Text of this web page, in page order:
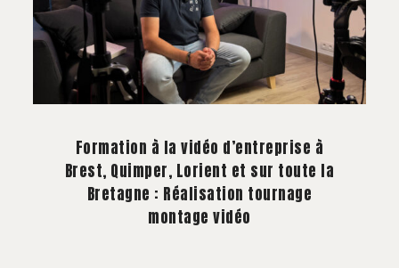
Formation à la vidéo d’entreprise à
Brest, Quimper, Lorient et sur toute la
Bretagne : Réalisation tournage
montage vidéo